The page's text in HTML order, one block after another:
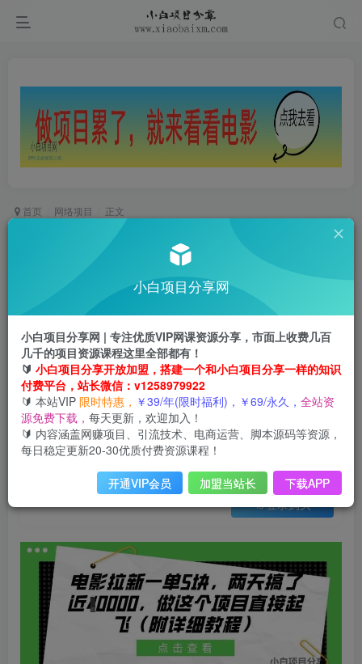
首页 网络项目 正文
电影拉新一单5块，两天搞了近1个W，做这个项目
直接起飞(附详细教程)【揭秘】
2年前发布
关注
0 678 34
此内容为会员免费，请付费后查看
云币3 限时特惠
云币 9
年VIP免费 终身VIP会员免费
登录购买
会员免费
小白项目分享网
小白项目分享网 | 专注优质VIP网课资源分享，市面上收费几百
几千的项目资源课程这里全部都有！
🔰 小白项目分享开放加盟，搭建一个和小白项目分享一样的知识
付费平台，站长微信：v1258979922
🔰 本站VIP 限时特惠， ￥39/年(限时福利)，￥69/永久， 全站资
源免费下载， 每天更新，欢迎加入！
🔰 内容涵盖网赚项目、引流技术、电商运营、脚本源码等资源，
每日稳定更新20-30优质付费资源课程！
开通VIP会员 加盟当站长 下载APP